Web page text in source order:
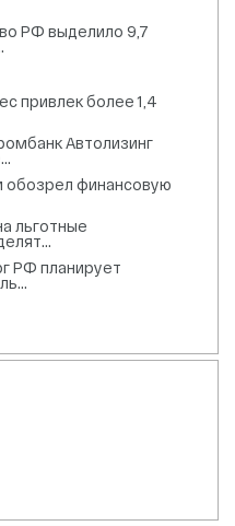
РФ выделило 9,7
привлек более 1,4
Автолизинг
обозрел финансовую
льготные
РФ планирует